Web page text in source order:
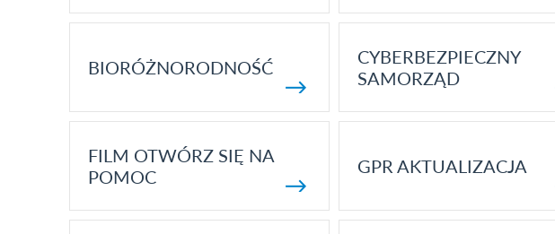
BIORÓŻNORODNOŚĆ
CYBERBEZPIECZNY
SAMORZĄD
FILM OTWÓRZ SIĘ NA
POMOC
GPR AKTUALIZACJA